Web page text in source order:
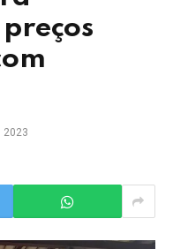
2023